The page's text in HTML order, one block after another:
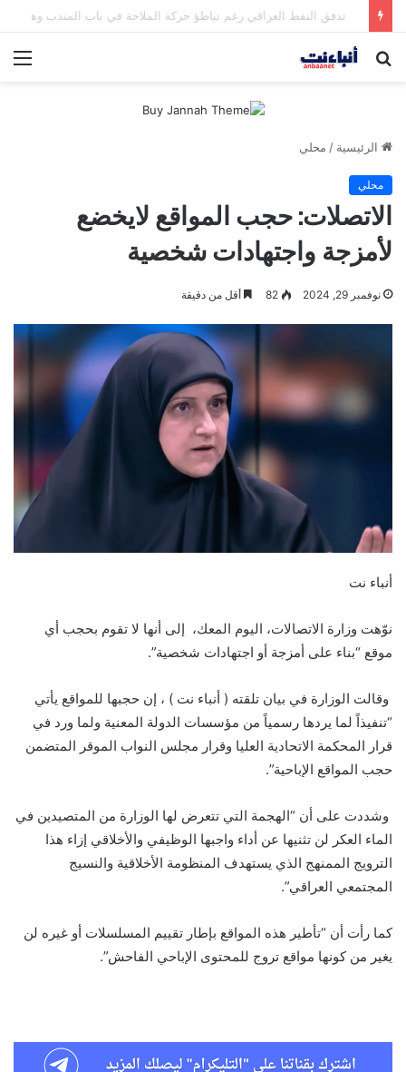
مقتل شخصين وإصابة 5 في إطلاق نار بمهرجان بمدينة سياتل الأميركية
بحث
الرئيسية / محلي
محلي
الاتصلات: حجب المواقع لايخضع
لأمزجة واجتهادات شخصية
نوفمبر 29, 2024 82 أقل من دقيقة
أنباء نت
نوّهت وزارة الاتصالات، اليوم المعك، إلى أنها لا تقوم بحجب أي
موقع “بناء على أمزجة أو اجتهادات شخصية”.
وقالت الوزارة في بيان تلقته ( أنباء نت ) ، إن حجبها للمواقع يأتي
“تنفيذاً لما يردها رسمياً من مؤسسات الدولة المعنية ولما ورد في
قرار المحكمة الاتحادية العليا وقرار مجلس النواب الموقر المتضمن
حجب المواقع الإباحية”.
وشددت على أن “الهجمة التي تتعرض لها الوزارة من المتصيدين في
الماء العكر لن تثنيها عن أداء واجبها الوظيفي والأخلاقي إزاء هذا
الترويج الممنهج الذي يستهدف المنظومة الأخلاقية والنسيج
المجتمعي العراقي”.
كما رأت أن “تأطير هذه المواقع بإطار تقييم المسلسلات أو غيره لن
يغير من كونها مواقع تروج للمحتوى الإباحي الفاحش”.